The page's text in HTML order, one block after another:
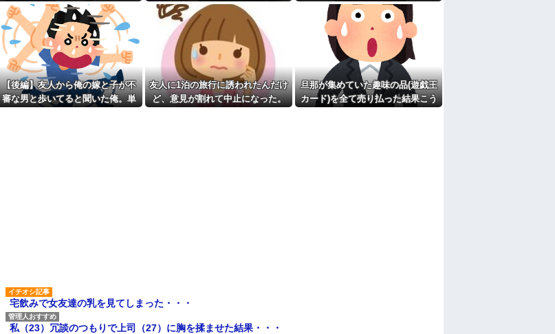
「はぁ？じゃ自分
両親「なに！食べ
日、私の作った
ほしい」と言う
が手渡した物は…
ぎるｗｗｗｗｗｗ
ション鳴らして
画像あり)
走った結果
主な税金の成り立ちを調べてみたよ
身赴任先から興信所に相談した結
果
ーカーママ「泥棒扱いする
気！？」→ゲートが鳴った理由を
調べた結果…
単身赴任先から興信所に相談した
結果
【後編】友人から俺の嫁と子が不
審な男と歩いてると聞いた俺。単
友人に1泊の旅行に誘われたんだけ
ど、意見が割れて中止になった。
旦那が集めていた趣味の品(遊戯王
カード)を全て売り払った結果こう
宅飲みで女友達の乳を見てしまった・・・
私（23）冗談のつもりで上司（27）に胸を揉ませた結果・・・